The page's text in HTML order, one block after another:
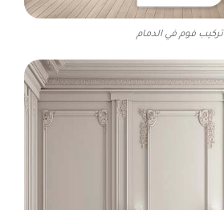
تركيب فوم في الدمام